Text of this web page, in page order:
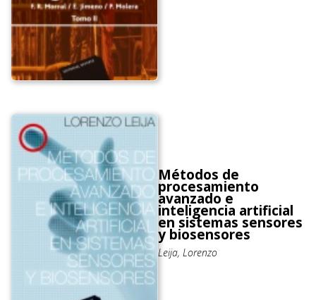
Métodos de
procesamiento
avanzado e
inteligencia artificial
en sistemas sensores
y biosensores
Leija, Lorenzo